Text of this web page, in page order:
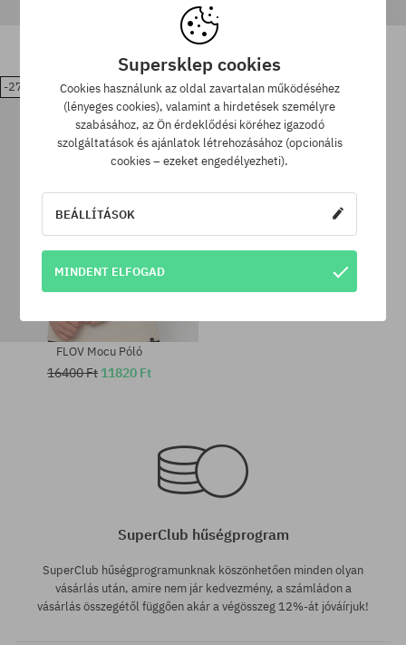
Elérhető méretek:
M; L; XL; XXL
Elérhető méretek:
M; L; XL; XXL
11820 Ft
M; L; XL; XXL
16400 Ft
-27%
FLOV Mocu Póló
16400 Ft 11820 Ft
SuperClub hűségprogram
SuperClub hűségprogramunknak köszönhetően minden olyan
vásárlás után, amire nem jár kedvezmény, a számládon a
vásárlás összegétől függően akár a végösszeg 12%-át jóváírjuk!
Supersklep cookies
Cookies használunk az oldal zavartalan működéséhez
(lényeges cookies), valamint a hirdetések személyre
szabásához, az Ön érdeklődési köréhez igazodó
szolgáltatások és ajánlatok létrehozásához (opcionális
cookies – ezeket engedélyezheti).
BEÁLLÍTÁSOK
MINDENT ELFOGAD